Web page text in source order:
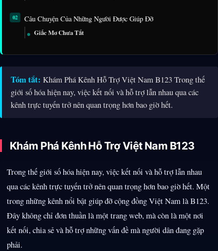
Câu Chuyện Của Những Người Được Giúp Đỡ
Giấc Mơ Chưa Tắt
Tóm tắt: Khám Phá Kênh Hỗ Trợ Việt Nam B123 Trong thế
giới số hóa hiện nay, việc kết nối và hỗ trợ lẫn nhau qua các
kênh trực tuyến trở nên quan trọng hơn bao giờ hết.
Khám Phá Kênh Hỗ Trợ Việt Nam B123
Trong thế giới số hóa hiện nay, việc kết nối và hỗ trợ lẫn nhau
qua các kênh trực tuyến trở nên quan trọng hơn bao giờ hết. Một
trong những kênh nổi bật giúp đỡ cộng đồng Việt Nam là B123.
Đây không chỉ đơn thuần là một trang web, mà còn là một nơi
kết nối, chia sẻ và hỗ trợ những vấn đề mà người dân đang gặp
phải.